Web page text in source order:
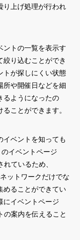
り上げ処理が行われ
ントの一覧を表示す
絞り込むことができ
トが探しにくい状態
所や開催日などを細
るようになったの
ことができます。
イベントを知っても
イベントページ
ているため、
ットワークだけでな
めることができてい
にイベントページ
の案内を伝えること